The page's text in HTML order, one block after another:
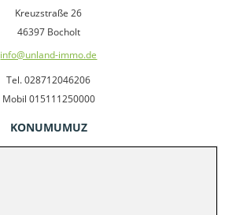
Kreuzstraße 26
46397 Bocholt
info@unland-immo.de
Tel. 028712046206
Mobil 015111250000
KONUMUMUZ